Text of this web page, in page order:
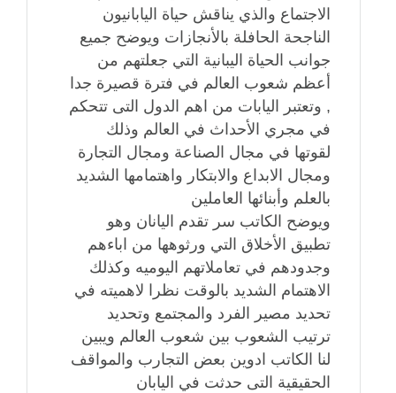
الاجتماع والذي يناقش حياة اليابانيون
الناجحة الحافلة بالأنجازات ويوضح جميع
جوانب الحياة اليبانية التي جعلتهم من
أعظم شعوب العالم في فترة قصيرة جدا
, وتعتبر اليابات من اهم الدول التى تتحكم
في مجري الأحداث في العالم وذلك
لقوتها في مجال الصناعة ومجال التجارة
ومجال الابداع والابتكار واهتمامها الشديد
بالعلم وأبنائها العاملين
ويوضح الكاتب سر تقدم اليانان وهو
تطبيق الأخلاق التي ورثوهها من اباءهم
وجدودهم في تعاملاتهم اليوميه وكذلك
الاهتمام الشديد بالوقت نظرا لاهميته في
تحديد مصير الفرد والمجتمع وتحديد
ترتيب الشعوب بين شعوب العالم ويبين
لنا الكاتب ادوين بعض التجارب والمواقف
الحقيقية التى حدثت في اليابان